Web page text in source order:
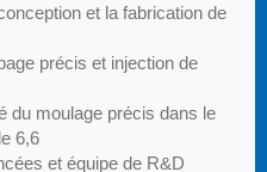
et la fabrication de
précis et injection de
du moulage précis dans le
6,6
et équipe de R&D